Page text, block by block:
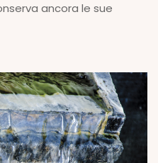
ancora le sue